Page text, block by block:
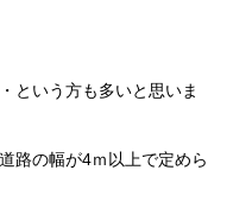
という方も多いと思いま
路の幅が4ｍ以上で定めら